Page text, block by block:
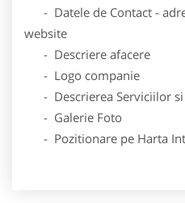
- Datele de Contact -
website
- Descriere afacere
- Logo companie
- Descrierea Serviciilor si
- Galerie Foto
- Pozitionare pe Harta